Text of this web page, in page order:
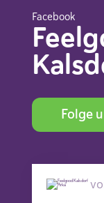
Facebook
Folge